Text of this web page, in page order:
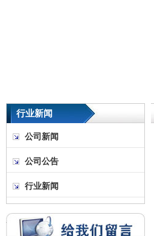
行业新闻
公司新闻
公司公告
行业新闻